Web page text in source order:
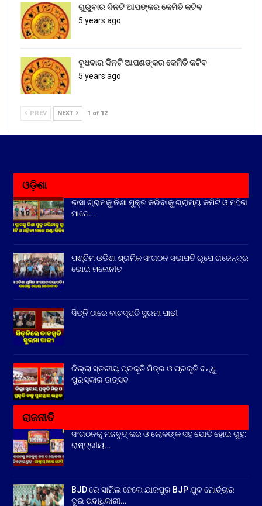
ଗୁରୁବାର ଦିନଟି ଆପଙ୍କର କେମିତି କଟିବ
5 years ago
ବୁଧବାର ଦିନଟି ଆପଣଙ୍କର କେମିତି କଟିବ
5 years ago
PREV NEXT 1 of 12
ଓଡ଼ିଶା
ଲସା ଗ୍ରାମକୁ ନିଶା ମୁକ୍ତ କରିବାକୁ ଗ୍ରାମ୍ୟ କମିଟି ଓ ମହିଳା
ମାନେ…
ପଶ୍ଚିମ ଓଡିଶା ଶ୍ରମିକ ସଂଗଠନ ସଭାପତି ରୂପେ ଗଜେନ୍ଦ୍ର
ଭୋଇ ମନୋନୀତ
ସିଡ୍‌ନି ଠାରେ ବାଚସ୍ପତି ସୁରମା ପାଢୀ
ଜିଲ୍ଲା ସ୍ତରୀୟ ପ୍ରକୃତି ମିତ୍ର ଓ ପ୍ରକୃତି ବନ୍ଧୁ
ପୁରସ୍କାର ଉତ୍ସବ
ରାଜନୀତି
ସଂଗଠନକୁ ମଜବୁତ୍ କର ଓ ଲୋକଙ୍କ ସହ ଯୋଡି ହୋଇ ରୁହ:
ରାଷ୍ଟ୍ରୀୟ…
BJD ରେ ସାମିଲ ହେଲେ ଯାଜପୁର BJP ଯୁବ ମୋର୍ଚ୍ଚାର
ଦୁଇ ପଦାଧିକାରୀ…